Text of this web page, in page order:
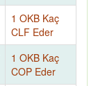
1 OKB Kaç
CLF Eder
1 OKB Kaç
COP Eder